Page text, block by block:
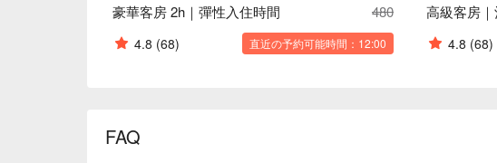
豪華客房 2h｜彈性入住時間
480
4.8 (68) 直近の予約可能時間：12:00
高級客房
4.8 (68)
FAQ